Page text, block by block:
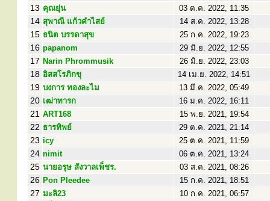
13 คุณยุ่น 03 ต.ค. 2022, 11:35
14 สุพาณี แก้วคำไสย์ 14 ส.ค. 2022, 13:28
15 ธนิต บรรดาสุข 25 ก.ค. 2022, 19:23
16 papanom 29 มิ.ย. 2022, 12:55
17 Narin Phrommusik 26 มิ.ย. 2022, 23:03
18 อิสสโรภิกขุ 14 เม.ย. 2022, 14:51
19 บงการ ทองละไม 13 มี.ค. 2022, 05:49
20 เฒ่าทารก 16 ม.ค. 2022, 16:11
21 ART168 15 พ.ย. 2021, 19:54
22 ธารทิพย์ 29 ต.ค. 2021, 21:14
23 icy 25 ต.ค. 2021, 11:59
24 nimit 06 ต.ค. 2021, 13:24
25 นายอรุษ สังวาลเพ็ชร. 03 ส.ค. 2021, 08:26
26 Pon Pleedee 15 ก.ค. 2021, 18:51
27 มะลิ23 10 ก.ค. 2021, 06:57